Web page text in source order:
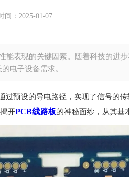
间：2025-01-07
能表现的关键因素。随着科技的进
电子设备需求。
过预设的导电路径，实现了信号的
开PCB线路板的神秘面纱，从其基